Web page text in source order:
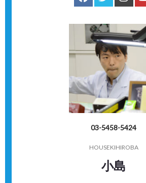
03-5458-5424
HOUSEKIHIROBA
小島